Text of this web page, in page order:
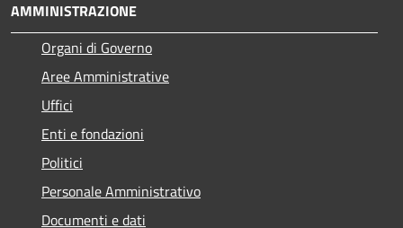
AMMINISTRAZIONE
Organi di Governo
Aree Amministrative
Uffici
Enti e fondazioni
Politici
Personale Amministrativo
Documenti e dati